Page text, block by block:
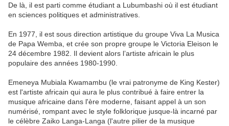
De là, il est parti comme étudiant a Lubumbashi où il est étudiant
en sciences politiques et administratives.
En 1977, il est sous direction artistique du groupe Viva La Musica
de Papa Wemba, et crée son propre groupe le Victoria Eleison le
24 décembre 1982. Il devient alors l’artiste africain le plus
populaire des années 1980-1990.
Emeneya Mubiala Kwamambu (le vrai patronyme de King Kester)
est l'artiste africain qui aura le plus contribué à faire entrer la
musique africaine dans l'ère moderne, faisant appel à un son
numérisé, rompant avec le style folklorique jusque-là incarné par
le célèbre Zaiko Langa-Langa (l'autre pilier de la musique